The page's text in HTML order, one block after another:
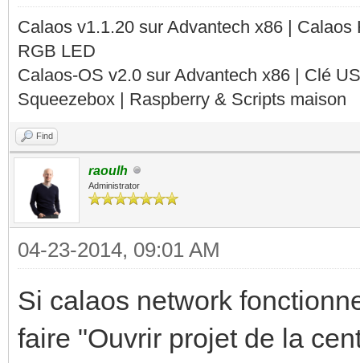
Calaos v1.1.20 sur Advantech x86 |
RGB LED
Calaos-OS v2.0 sur Advantech x86 | Clé
Squeezebox | Raspberry & Scripts maison
Find
raoulh
Administrator
04-23-2014, 09:01 AM
Si calaos network
faire "Ouvrir projet de la